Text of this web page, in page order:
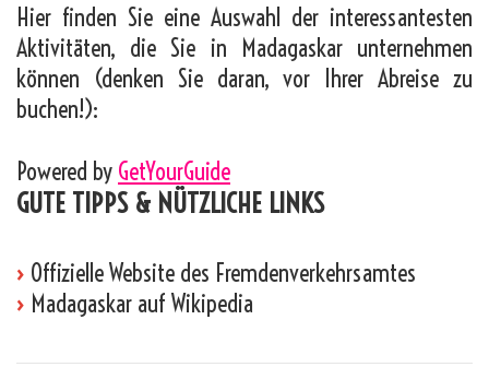
Hier finden Sie eine Auswahl der interessantesten
Aktivitäten, die Sie in Madagaskar unternehmen
können (denken Sie daran, vor Ihrer Abreise zu
buchen!):
Powered by GetYourGuide
GUTE TIPPS & NÜTZLICHE LINKS
› Offizielle Website des Fremdenverkehrsamtes
› Madagaskar auf Wikipedia